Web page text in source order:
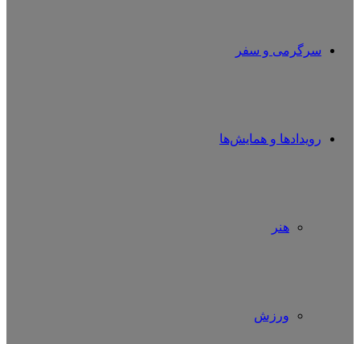
سرگرمی و سفر
رویدادها و همایش‌ها
هنر
ورزش